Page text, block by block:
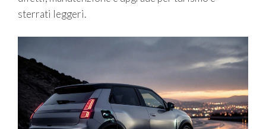
sterrati leggeri.